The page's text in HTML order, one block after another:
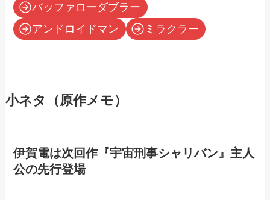
バッファローダブラー
アンドロイドマン
ミラクラー
小ネタ（原作メモ）
伊賀電は次回作『宇宙刑事シャリバン』主人
公の先行登場